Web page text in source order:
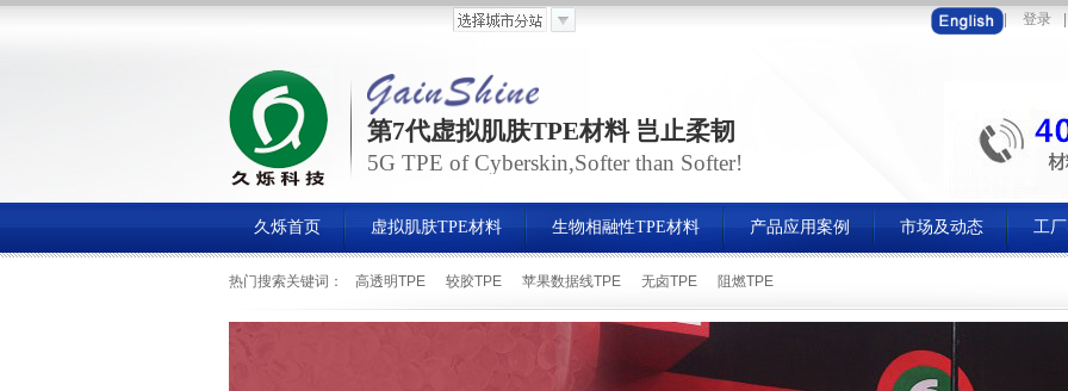
登录
第7代虚拟肌肤TPE材料 岂止柔韧
5G TPE of Cyberskin,Softer than Softer!
久烁首页 虚拟肌肤TPE材料 生物相融性TPE材料 产品应用案例 市场及动态 工
热门搜索关键词： 高透明TPE 较胶TPE 苹果数据线TPE 无卤TPE 阻燃TPE